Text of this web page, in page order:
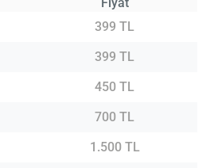
399 TL
399 TL
450 TL
700 TL
1.500 TL